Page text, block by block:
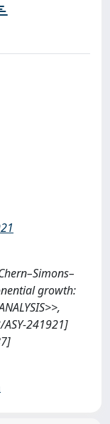
growth:
241921]